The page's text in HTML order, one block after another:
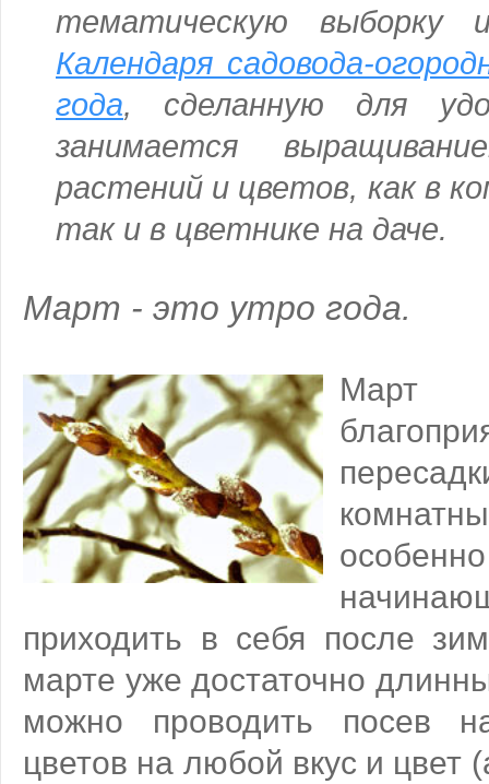
тематическую выборку
Календаря садовода-
года, сделанную для
занимается
растений и цветов, как в
так и в цветнике на даче.
Март - это утро года.
приходить в себя после
марте уже достаточно
можно проводить посев
цветов на любой вкус и цвет